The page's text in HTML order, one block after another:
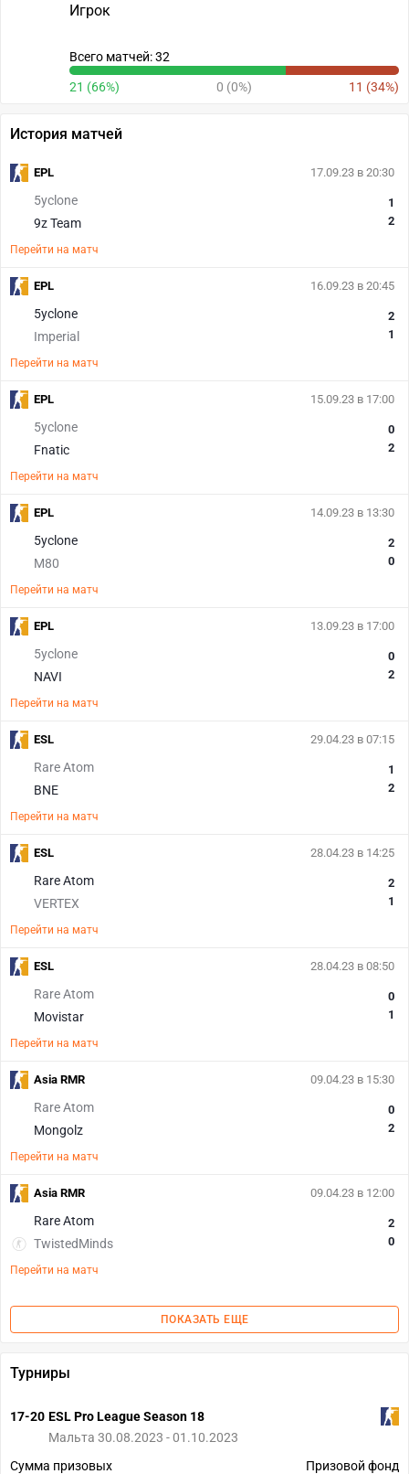
Игрок
Всего матчей: 32
21 (66%) 0 (0%) 11 (34%)
История матчей
17.09.23 в 20:30
5yclone
9z Team
1
2
Перейти на матч
EPL
16.09.23 в 20:45
5yclone
Imperial
2
1
Перейти на матч
EPL
15.09.23 в 17:00
5yclone
Fnatic
0
2
Перейти на матч
EPL
14.09.23 в 13:30
5yclone
M80
2
0
Перейти на матч
EPL
13.09.23 в 17:00
5yclone
NAVI
0
2
Перейти на матч
EPL
29.04.23 в 07:15
Rare Atom
BNE
1
2
Перейти на матч
ESL
28.04.23 в 14:25
Rare Atom
VERTEX
2
1
Перейти на матч
ESL
28.04.23 в 08:50
Rare Atom
Movistar
0
1
Перейти на матч
ESL
09.04.23 в 15:30
Rare Atom
Mongolz
0
2
Перейти на матч
Asia RMR
09.04.23 в 12:00
Rare Atom
TwistedMinds
2
0
Перейти на матч
Asia RMR
ПОКАЗАТЬ ЕЩЕ
Турниры
17-20 ESL Pro League Season 18
Мальта 30.08.2023 - 01.10.2023
Сумма призовых
Призовой фонд